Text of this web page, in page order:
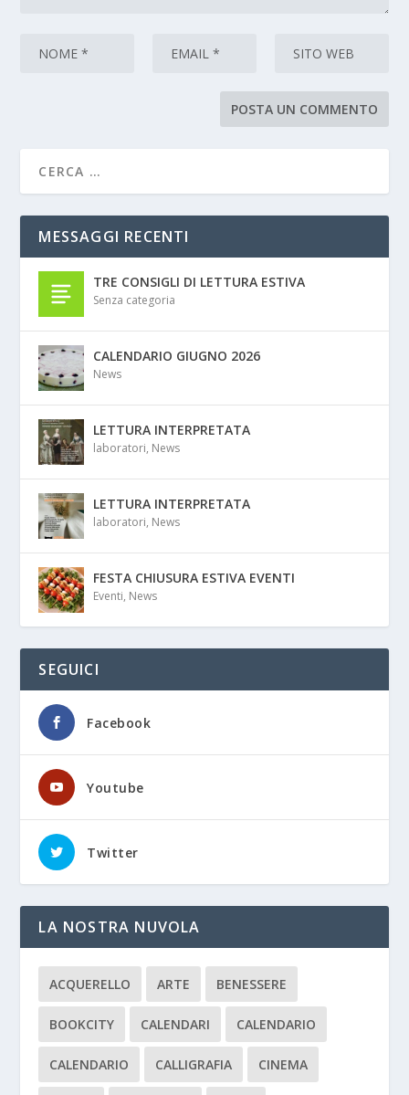
MESSAGGI RECENTI
TRE CONSIGLI DI LETTURA ESTIVA
Senza categoria
CALENDARIO GIUGNO 2026
News
LETTURA INTERPRETATA
laboratori, News
LETTURA INTERPRETATA
laboratori, News
FESTA CHIUSURA ESTIVA EVENTI
Eventi, News
SEGUICI
Facebook
Youtube
Twitter
LA NOSTRA NUVOLA
ACQUERELLO ARTE BENESSERE
BOOKCITY CALENDARI CALENDARIO
CALENDARIO CALLIGRAFIA CINEMA